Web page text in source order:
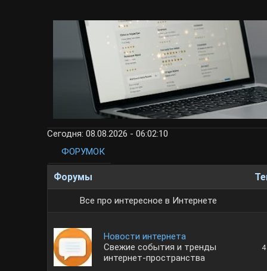
Сегодня: 08.08.2026 - 06:02:10
ФОРУМОК
Форумы
Все про интересное в Интернете
Новости интернета
Свежие события и тренды
интернет-пространства
4